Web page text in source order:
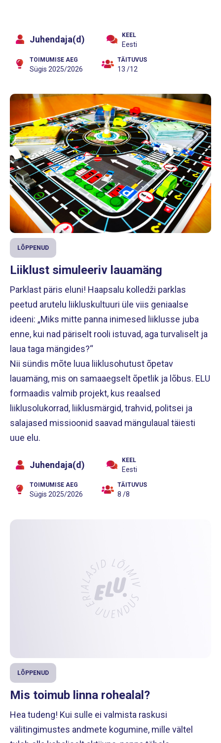
Juhendaja(d) KEEL
Eesti
TOIMUMISE AEG
Sügis 2025/2026
TÄITUVUS
13 /12
LÕPPENUD
Liiklust simuleeriv lauamäng
Parklast päris eluni! Haapsalu kolledži parklas
peetud arutelu liikluskultuuri üle viis geniaalse
ideeni: „Miks mitte panna inimesed liiklusse juba
enne, kui nad päriselt rooli istuvad, aga turvaliselt ja
laua taga mängides?“
Nii sündis mõte luua liiklusohutust õpetav
lauamäng, mis on samaaegselt õpetlik ja lõbus. ELU
formaadis valmib projekt, kus reaalsed
liiklusolukorrad, liiklusmärgid, trahvid, politsei ja
salajased missioonid saavad mängulaual täiesti
uue elu.
Juhendaja(d) KEEL
Eesti
TOIMUMISE AEG
Sügis 2025/2026
TÄITUVUS
8 /8
LÕPPENUD
Mis toimub linna rohealal?
Hea tudeng! Kui sulle ei valmista raskusi
välitingimustes andmete kogumine, mille vältel